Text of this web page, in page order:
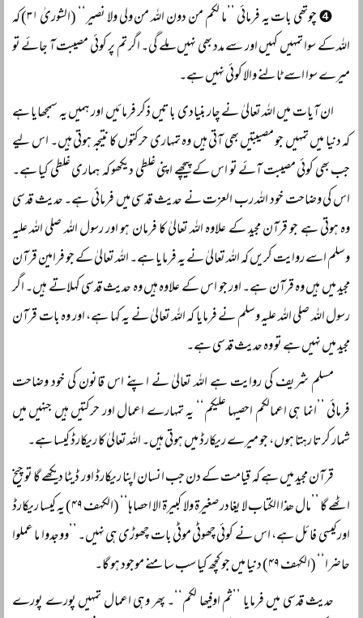
❹ چوتھی بات یہ فرمائی ’’ما لکم من دون اللہ من ولی ولا نصیر‘‘ (الشوریٰ ۳۱) کہ
اللہ کے سوا تمہیں کہیں اور سے مدد بھی نہیں ملے گی۔ اگر تم پر کوئی مصیبت آ جائے تو
میرے سوا اسے ٹالنے والا کوئی نہیں ہے۔
ان آیات میں اللہ تعالیٰ نے چار بنیادی باتیں ذکر فرمائیں اور ہمیں یہ سمجھایا ہے
کہ دنیا میں تمہیں جو مصیبتیں بھی آتی ہیں وہ تمہاری حرکتوں کا نتیجہ ہوتی ہیں۔ اس لیے
جب بھی کوئی مصیبت آئے تو اس کے پیچھے اپنی غلطی دیکھو کہ ہماری غلطی کیا ہے۔
اس کی وضاحت خود اللہ رب العزت نے حدیث قدسی میں فرمائی ہے۔ حدیث قدسی
وہ ہوتی ہے جو قرآن مجید کے علاوہ اللہ تعالیٰ کا فرمان ہو اور رسول اللہ صلی اللہ علیہ
وسلم اسے روایت کریں کہ اللہ تعالیٰ نے یہ فرمایا ہے۔ اللہ تعالیٰ کے جو فرامین قرآن
مجید میں ہیں وہ قرآن ہے۔ اور جو اس کے علاوہ ہیں وہ حدیث قدسی کہلاتے ہیں۔ اگر
رسول اللہ صلی اللہ علیہ وسلم نے فرمایا کہ اللہ تعالیٰ نے یہ کہا ہے، اور وہ بات قرآن
مجید میں نہیں ہے تو وہ حدیث قدسی ہے۔
مسلم شریف کی روایت ہے اللہ تعالیٰ نے اپنے اس قانون کی خود وضاحت
فرمائی ’’انما ہی اعمالکم احصیہا علیکم‘‘ یہ تمہارے اعمال اور حرکتیں ہیں جنہیں میں
شمار کرتا رہتا ہوں، جو میرے ریکارڈ میں ہوتی ہیں۔ اللہ تعالیٰ کا ریکارڈ کیسا ہے۔
قرآن مجید میں ہے کہ قیامت کے دن جب انسان اپنا ریکارڈ اور ڈیٹا دیکھے گا تو چیخ
اٹھے گا ’’مال ھذا الکتاب لا یغادر صغیرۃ ولا کبیرۃ الا احصاہا‘‘ (الکہف ۴۹) یہ کیسا ریکارڈ
اور کیسی فائل ہے، اس نے کوئی چھوٹی موٹی بات چھوڑی ہی نہیں۔ ’’ووجدوا ما عملوا
حاضرا‘‘ (الکہف ۴۹) دنیا میں جو کچھ کیا سب سامنے موجود ہو گا۔
حدیث قدسی میں فرمایا ’’ثم اوفیھا لکم‘‘۔ پھر وہی اعمال تمہیں پورے پورے